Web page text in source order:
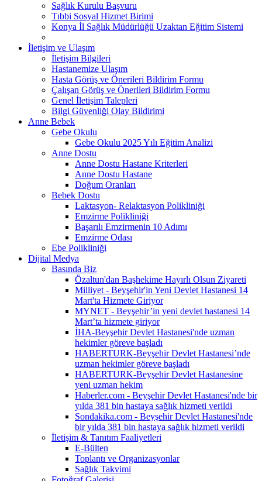
Sağlık Kurulu Başvuru
Tıbbi Sosyal Hizmet Birimi
Konya İl Sağlık Müdürlüğü Uzaktan Eğitim Sistemi
İletişim ve Ulaşım
İletişim Bilgileri
Hastanemize Ulaşım
Hasta Görüş ve Önerileri Bildirim Formu
Çalışan Görüş ve Önerileri Bildirim Formu
Genel İletişim Talepleri
Bilgi Güvenliği Olay Bildirimi
Anne Bebek
Gebe Okulu
Gebe Okulu 2025 Yılı Eğitim Analizi
Anne Dostu
Anne Dostu Hastane Kriterleri
Anne Dostu Hastane
Doğum Oranları
Bebek Dostu
Laktasyon- Relaktasyon Polikliniği
Emzirme Polikliniği
Başarılı Emzirmenin 10 Adımı
Emzirme Odası
Ebe Polikliniği
Dijital Medya
Basında Biz
Özaltun'dan Başhekime Hayırlı Olsun Ziyareti
Milliyet - Beyşehir'in Yeni Devlet Hastanesi 14
Mart'ta Hizmete Giriyor
MYNET - Beyşehir’in yeni devlet hastanesi 14
Mart’ta hizmete giriyor
İHA-Beyşehir Devlet Hastanesi'nde uzman
hekimler göreve başladı
HABERTURK-Beyşehir Devlet Hastanesi’nde
uzman hekimler göreve başladı
HABERTURK-Beyşehir Devlet Hastanesine
yeni uzman hekim
Haberler.com - Beyşehir Devlet Hastanesi'nde bir
yılda 381 bin hastaya sağlık hizmeti verildi
Sondakika.com - Beyşehir Devlet Hastanesi'nde
bir yılda 381 bin hastaya sağlık hizmeti verildi
İletişim & Tanıtım Faaliyetleri
E-Bülten
Toplantı ve Organizasyonlar
Sağlık Takvimi